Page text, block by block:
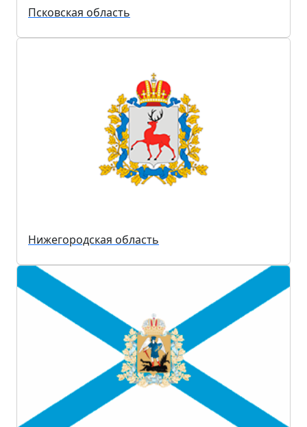
Псковская область
Нижегородская область